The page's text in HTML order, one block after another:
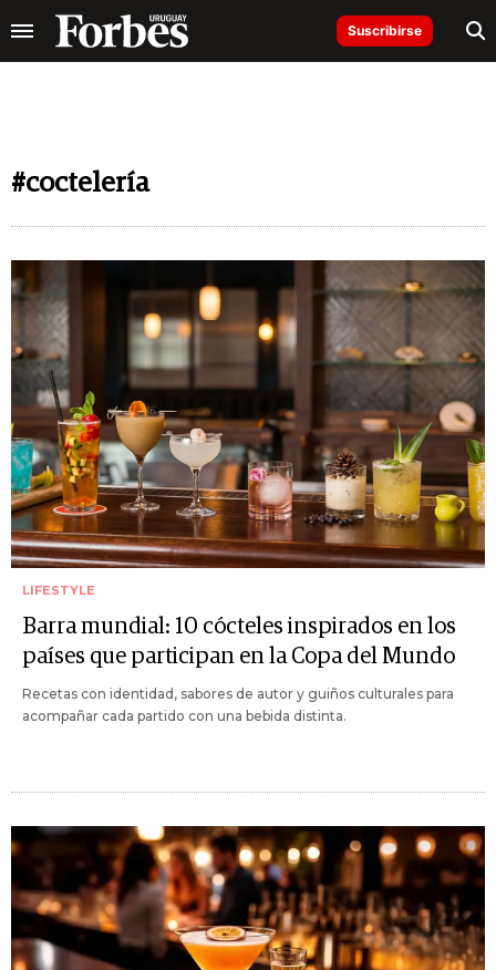
Suscribirse
#coctelería
LIFESTYLE
Barra mundial: 10 cócteles inspirados en los
países que participan en la Copa del Mundo
Recetas con identidad, sabores de autor y guiños culturales para
acompañar cada partido con una bebida distinta.